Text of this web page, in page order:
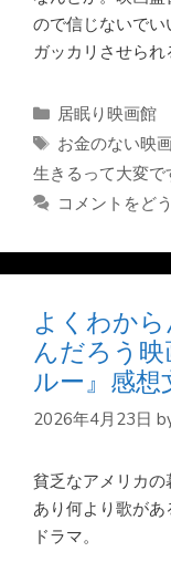
ので信じないで
ガッカリさせられ
カ
テ
ゴ
リ
ー
居眠り映画館
タ
グ
お金のない映
生きるって大変で
コメントをど
よくわか
んだろう
ルー』感想
2026年4月23日
貧乏なアメリカ
あり何より歌が
ドラマ。